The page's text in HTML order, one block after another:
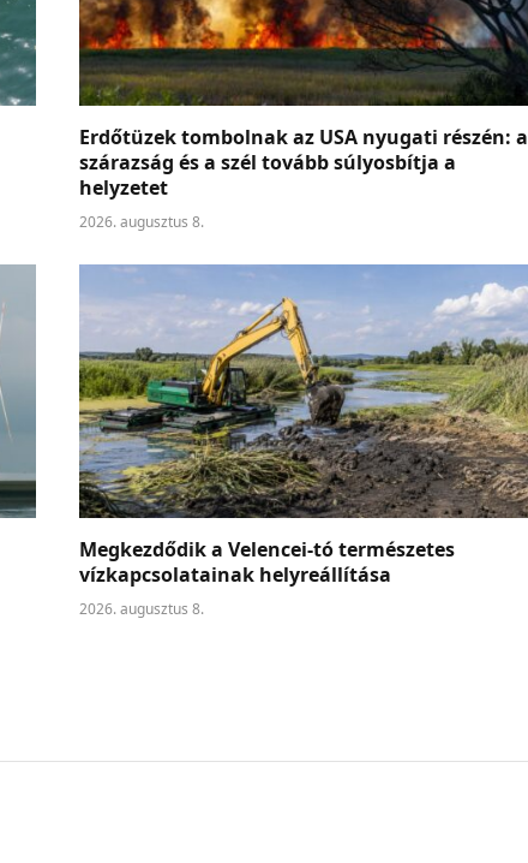
Erdőtüzek tombolnak az USA nyugati részén: a
szárazság és a szél tovább súlyosbítja a
helyzetet
2026. augusztus 8.
Megkezdődik a Velencei-tó természetes
vízkapcsolatainak helyreállítása
2026. augusztus 8.